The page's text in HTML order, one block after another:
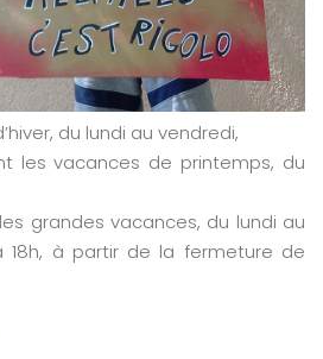
du lundi au vendredi,
les vacances de printemps, du
grandes vacances, du lundi au
18h, à partir de la fermeture de